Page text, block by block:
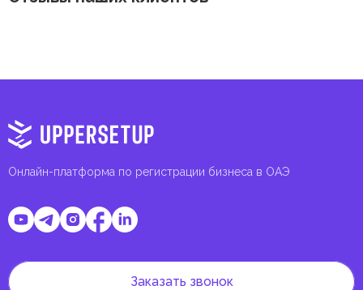
Онлайн-платформа по регистрации бизнеса в ОАЭ
Заказать звонок